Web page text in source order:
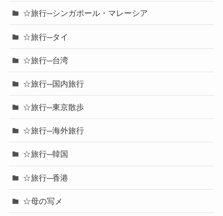
☆旅行─シンガポール・マレーシア
☆旅行─タイ
☆旅行─台湾
☆旅行─国内旅行
☆旅行─東京散歩
☆旅行─海外旅行
☆旅行─韓国
☆旅行─香港
☆母の写メ